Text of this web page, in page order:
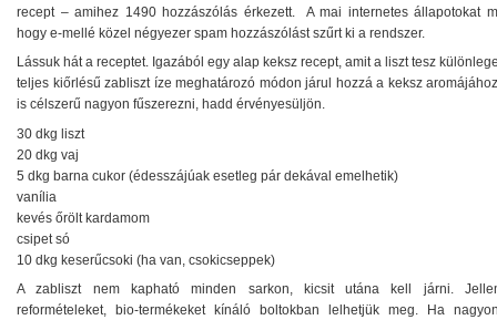
recept – amihez 1490 hozzászólás érkezett. A mai internetes állapotokat
hogy e-mellé közel négyezer spam hozzászólást szűrt ki a rendszer.
Lássuk hát a receptet. Igazából egy alap keksz recept, amit a liszt tesz
teljes kiőrlésű zabliszt íze meghatározó módon járul hozzá a keksz
is célszerű nagyon fűszerezni, hadd érvényesüljön.
30 dkg liszt
20 dkg vaj
5 dkg barna cukor (édesszájúak esetleg pár dekával emelhetik)
vanília
kevés őrölt kardamom
csipet só
10 dkg keserűcsoki (ha van, csokicseppek)
A zabliszt nem kapható minden sarkon, kicsit utána kell járni.
reformételeket, bio-termékeket kínáló boltokban lelhetjük meg. Ha